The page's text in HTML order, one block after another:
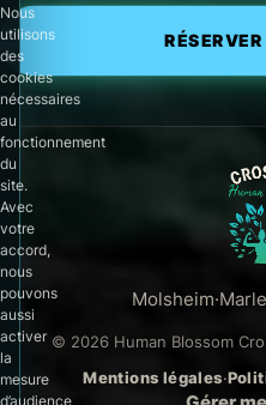
Molsheim·
© 2026 Human Blossom
Mentions légales·
Nous
utilisons
des
cookies
nécessaires
au
fonctionnement
du
site.
Avec
votre
accord,
nous
pouvons
aussi
activer
la
mesure
d’audience